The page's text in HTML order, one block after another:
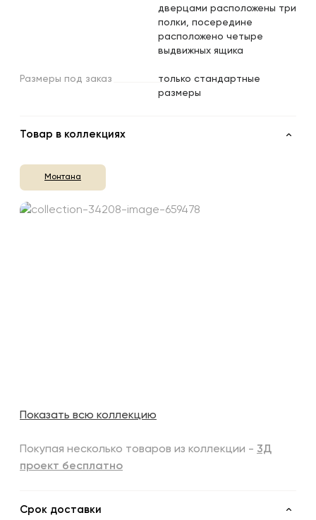
дверцами расположены три
полки, посередине
расположено четыре
выдвижных ящика
Размеры под заказ
только стандартные
размеры
Товар в коллекциях
Монтана
Показать всю коллекцию
Покупая несколько товаров из коллекции - 3Д
проект бесплатно
Срок доставки